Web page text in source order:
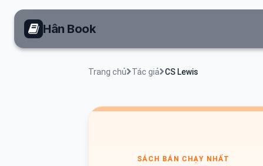
Hân Book
Trang chủ Tác giả CS Lewis
SÁCH BÁN CHẠY NHẤT